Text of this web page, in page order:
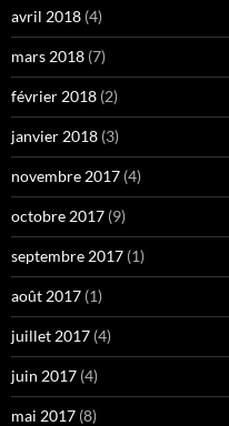
avril 2018 (4)
mars 2018 (7)
février 2018 (2)
janvier 2018 (3)
novembre 2017 (4)
octobre 2017 (9)
septembre 2017 (1)
août 2017 (1)
juillet 2017 (4)
juin 2017 (4)
mai 2017 (8)